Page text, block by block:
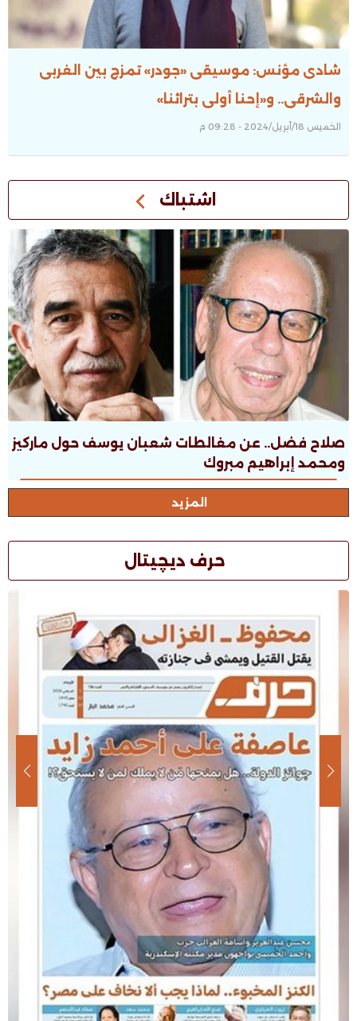
شادى مؤنس: موسيقى «جودر» تمزج بين الغربى
والشرقى.. و«إحنا أولى بتراثنا»
الخميس 18/أبريل/2024 - 09:28 م
اشتباك
صلاح فضل.. عن مغالطات شعبان يوسف حول ماركيز
ومحمد إبراهيم مبروك
المزيد
حرف ديچيتال